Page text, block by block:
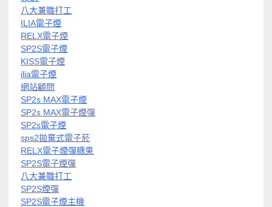
八大兼職打工
ILIA電子煙
RELX電子煙
SP2S電子煙
KISS電子煙
ilia電子煙
網站顧問
SP2s MAX電子煙
SP2s MAX電子煙彈
SP2s電子煙
sps2拋棄式電子菸
RELX電子煙彈糖果
SP2S電子煙彈
八大兼職打工
SP2S煙彈
SP2S電子煙主機